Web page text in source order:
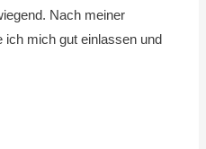
Nach meiner
ich mich gut einlassen und